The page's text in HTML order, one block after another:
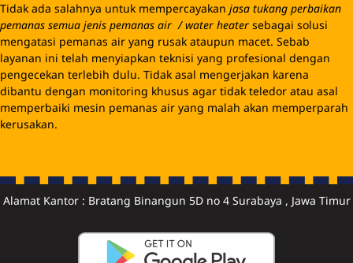
Tidak ada salahnya untuk mempercayakan jasa tukang perbaikan
pemanas semua jenis pemanas air / water heater sebagai solusi
mengatasi pemanas air yang rusak ataupun macet. Sebab
layanan ini telah menyiapkan teknisi yang profesional dengan
pengecekan terlebih dulu. Tidak asal mengerjakan karena
dibantu dengan monitoring khusus agar tidak teledor atau asal
memperbaiki mesin pemanas air yang malah akan memperparah
kerusakan.
Alamat Kantor : Bratang Binangun 5D no 4 Surabaya , Jawa Timur